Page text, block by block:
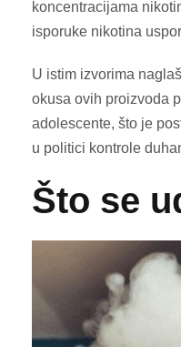
koncentracijama
isporuke nikotina
U istim izvorima
okusa ovih proizvoda
adolescente, što je
u politici kontrole
Što se